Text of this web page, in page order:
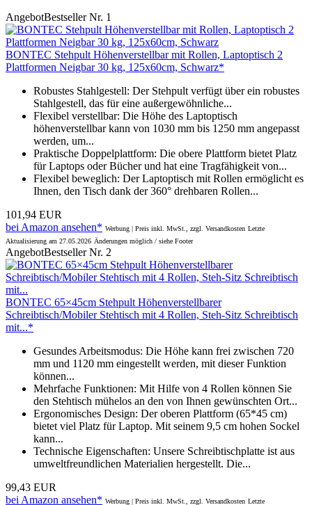
AngebotBestseller Nr. 1
BONTEC Stehpult Höhenverstellbar mit Rollen, Laptoptisch 2
Plattformen Neigbar 30 kg, 125x60cm, Schwarz*
Robustes Stahlgestell: Der Stehpult verfügt über ein robustes
Stahlgestell, das für eine außergewöhnliche...
Flexibel verstellbar: Die Höhe des Laptoptisch
höhenverstellbar kann von 1030 mm bis 1250 mm angepasst
werden, um...
Praktische Doppelplattform: Die obere Plattform bietet Platz
für Laptops oder Bücher und hat eine Tragfähigkeit von...
Flexibel beweglich: Der Laptoptisch mit Rollen ermöglicht es
Ihnen, den Tisch dank der 360° drehbaren Rollen...
101,94 EUR
bei Amazon ansehen* Werbung | Preis inkl. MwSt., zzgl. Versandkosten Letzte
Aktualisierung am 27.05.2026 Änderungen möglich / siehe Footer
AngebotBestseller Nr. 2
BONTEC 65×45cm Stehpult Höhenverstellbarer
Schreibtisch/Mobiler Stehtisch mit 4 Rollen, Steh-Sitz Schreibtisch
mit...*
Gesundes Arbeitsmodus: Die Höhe kann frei zwischen 720
mm und 1120 mm eingestellt werden, mit dieser Funktion
können...
Mehrfache Funktionen: Mit Hilfe von 4 Rollen können Sie
den Stehtisch mühelos an den von Ihnen gewünschten Ort...
Ergonomisches Design: Der oberen Plattform (65*45 cm)
bietet viel Platz für Laptop. Mit seinem 9,5 cm hohen Sockel
kann...
Technische Eigenschaften: Unsere Schreibtischplatte ist aus
umweltfreundlichen Materialien hergestellt. Die...
99,43 EUR
bei Amazon ansehen* Werbung | Preis inkl. MwSt., zzgl. Versandkosten Letzte